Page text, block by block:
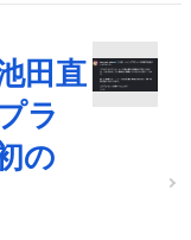
田直
ラ
の